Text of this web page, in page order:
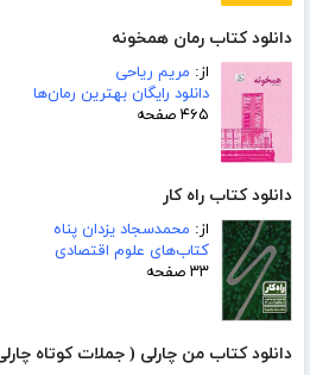
دانلود کتاب رمان همخونه
از: مریم ریاحی
دانلود رایگان بهترین رمان‌ها
۴۶۵ صفحه
دانلود کتاب راه کار
از: محمدسجاد یزدان پناه
کتاب‌های علوم اقتصادی
۳۳ صفحه
دانلود کتاب من چارلی ( جملات کوتاه